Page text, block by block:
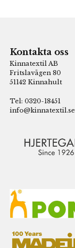
Kontakta oss
Kinnatextil AB
Fritslavägen 80
51142 Kinnahult
Tel: 0320-18451
info@kinnatextil.se